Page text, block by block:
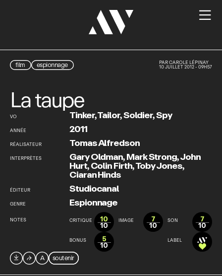

film espionnage PARCAROLE LÉPINAY
10 JUILLET 2012 - 09H57
La taupe
VO Tinker, Tailor, Soldier, Spy
ANNÉE 2011
RÉALISATEUR Tomas Alfredson
INTERPRÈTES Gary Oldman,Mark Strong,John
Hurt,Colin Firth,Toby Jones,
Ciaran Hinds
ÉDITEUR Studiocanal
GENRE Espionnage
NOTES CRITIQUE 10
10
IMAGE 7
10
SON 7
10
BONUS 5
10
LABEL
 ⮫ A soutenir